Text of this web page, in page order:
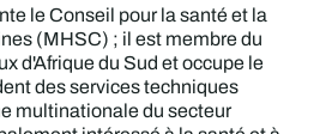
le Conseil pour la santé et la
(MHSC) ; il est membre du
d'Afrique du Sud et occupe le
des services techniques
multinationale du secteur